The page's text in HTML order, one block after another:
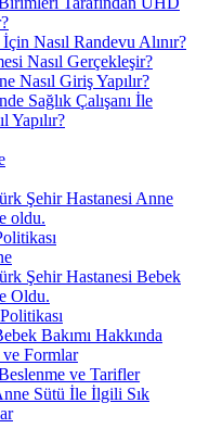
Nasıl Randevu Alınır?
Nasıl Gerçekleşir?
Nasıl Giriş Yapılır?
Sağlık Çalışanı İle
Yapılır?
Şehir Hastanesi Anne
oldu.
Şehir Hastanesi Bebek
Oldu.
Bakımı Hakkında
Formlar
ve Tarifler
Sütü İle İlgili Sık